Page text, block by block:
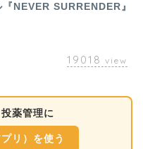
NEVER SURRENDER』
19018 view
薬管理に
リ）を使う